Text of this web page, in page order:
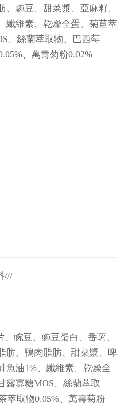
、豌豆、甜菜漿、亞麻籽、
纖維素、乾燥全蛋、菊苣萃
、絲蘭萃取物、巴西莓
、萬壽菊粉0.02%
///
豌豆、豌豆蛋白、番薯、
肪、鴨肉脂肪、甜菜漿、啤
魚油1%、纖維素、乾燥全
露寡糖MOS、絲蘭萃取
萃取物0.05%、萬壽菊粉